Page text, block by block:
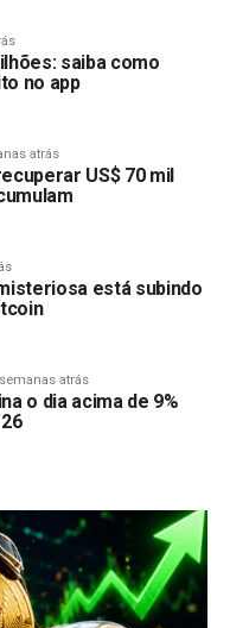
saiba como
no app
atrás
US$ 70 mil
está subindo
atrás
o dia acima de 9%